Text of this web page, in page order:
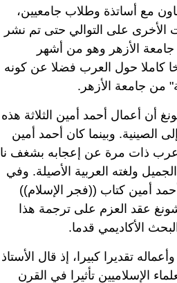
مع أساتذة وطلاب جامعيين،
وصدرت المجلدات الأخرى على التوالي حتى تم نشر
نا تشونغ من جامعة الأزهر وهو من أشهر
كاملا حول العرب فضلا عن كونه
من جامعة الأزهر.
أن أعمال أحمد أمين الثلاثة هذه
الصينية. وبينما كان أحمد أمين
أعرب ذات مرة عن إعجابه بشغف نا
ولغته العربية الأصيلة. وفي
أحمد أمين كتاب ((فجر الإسلام))
عقد العزم على ترجمة هذا
الأكاديمي قدما.
تقديرا كبيرا، إذ قال الأستاذ
الإسلاميين تأثيرا في القرن